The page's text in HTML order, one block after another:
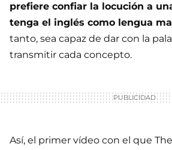
prefiere confiar la locución a
tenga el inglés como lengua
tanto, sea capaz de dar con la
transmitir cada concepto.
Así, el primer vídeo con el que